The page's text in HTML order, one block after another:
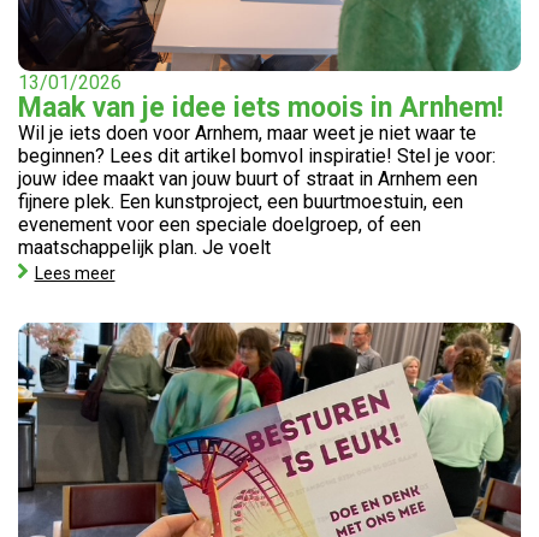
13/01/2026
Maak van je idee iets moois in Arnhem!
Wil je iets doen voor Arnhem, maar weet je niet waar te
beginnen? Lees dit artikel bomvol inspiratie! Stel je voor:
jouw idee maakt van jouw buurt of straat in Arnhem een
fijnere plek. Een kunstproject, een buurtmoestuin, een
evenement voor een speciale doelgroep, of een
maatschappelijk plan. Je voelt
Lees meer